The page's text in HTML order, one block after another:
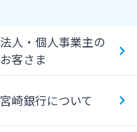
法人・個人事業主の
お客さま
宮崎銀行について